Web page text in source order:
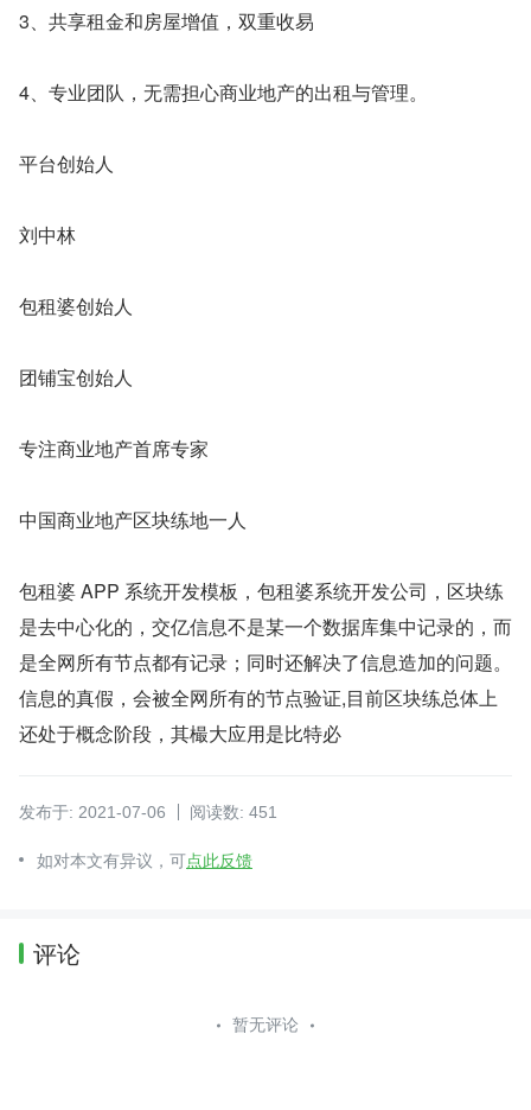
3、共享租金和房屋增值，双重收易
4、专业团队，无需担心商业地产的出租与管理。
平台创始人
刘中林
包租婆创始人
团铺宝创始人
专注商业地产首席专家
中国商业地产区块练地一人
包租婆 APP 系统开发模板，包租婆系统开发公司，区块练
是去中心化的，交亿信息不是某一个数据库集中记录的，而
是全网所有节点都有记录；同时还解决了信息造加的问题。
信息的真假，会被全网所有的节点验证,目前区块练总体上
还处于概念阶段，其樶大应用是比特必
发布于: 2021-07-06 阅读数: 451
如对本文有异议，可点此反馈
评论
暂无评论